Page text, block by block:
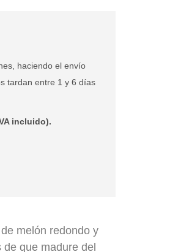
haciendo el envío
tardan entre 1 y 6 días
incluido).
melón redondo y
que madure del